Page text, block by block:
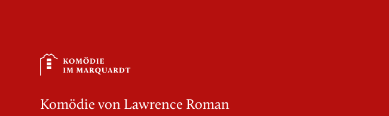
Komödie von Lawrence Roman